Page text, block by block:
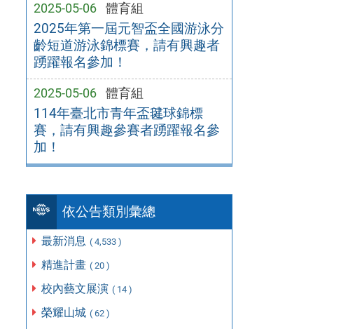
2025-05-06 體育組
2025年第一屆元智盃全國游泳分
齡短道游泳錦標賽，請有興趣者
踴躍報名參加！
2025-05-06 體育組
114年臺北市青年盃毽球錦標
賽，請有興趣參賽者踴躍報名參
加！
依公告類別彙總
最新消息 ( 4,533 )
精進計畫 ( 20 )
校內藝文展演 ( 14 )
榮耀山城 ( 62 )